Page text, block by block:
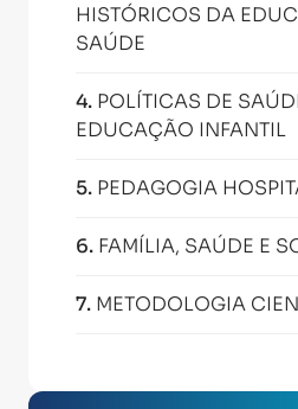
HISTÓRICOS DA
SAÚDE
4. POLÍTICAS DE
EDUCAÇÃO INFANTIL
5. PEDAGOGIA
6. FAMÍLIA, SAÚDE E
7. METODOLOGIA